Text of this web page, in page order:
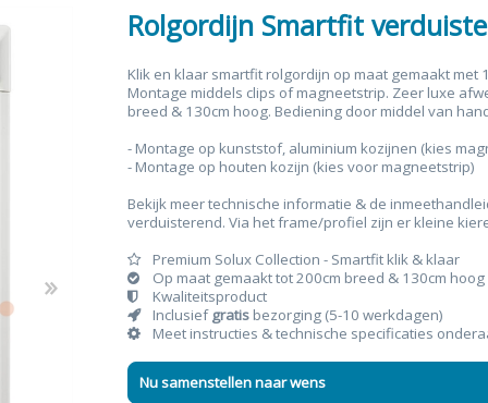
Linnen gordijnen
Elektrische rolgordijnen
op maat
Rolgordijn Smartfit
Klik en klaar smartfit rolgordijn op maat gemaakt
Montage middels clips of magneetstrip. Zeer luxe
breed & 130cm hoog. Bediening door middel van
- Montage op kunststof, aluminium kozijnen (kies
- Montage op houten kozijn (kies voor magneetstrip)
Bekijk meer technische informatie & de
verduisterend. Via het frame/profiel zijn er kleine
Premium Solux Collection - Smartfit klik & klaar
Op maat gemaakt tot 200cm breed & 130cm hoog
Kwaliteitsproduct
Inclusiefgratisbezorging (5-10 werkdagen)
Meet instructies & technische specificaties
Nu samenstellen naar wens